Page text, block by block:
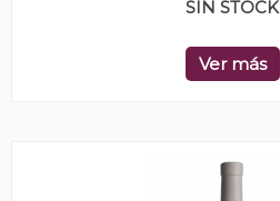
SIN STOCK
Ver más